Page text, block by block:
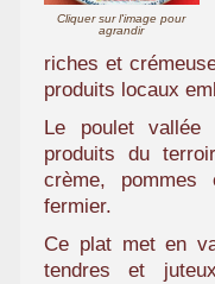
Cliquer sur l'image pour
agrandir
riches et
produits locaux
Le poulet vallée
produits du
crème,
fermier.
Ce plat met en
tendres et